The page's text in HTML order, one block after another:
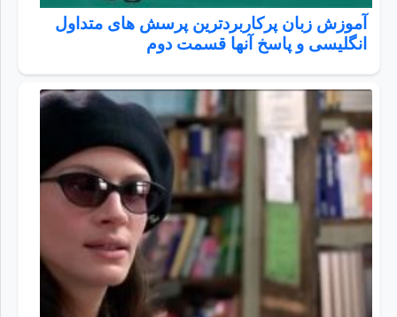
آموزش زبان پرکاربردترین پرسش های متداول
انگلیسی و پاسخ آنها قسمت دوم